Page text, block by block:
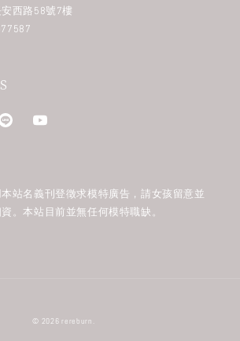
西路58號7樓
站名義刊登徵求模特廣告，請女孩留意並
。本站目前並無任何模特職缺。
© 2026 rereburn.